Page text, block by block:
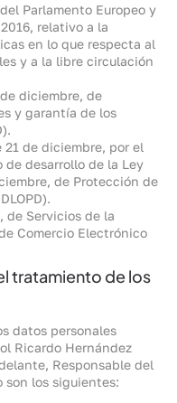
Parlamento Europeo y
relativo a la
en lo que respecta al
y a la libre circulación
diciembre, de
y garantía de los
21 de diciembre, por el
de desarrollo de la Ley
de Protección de
de Servicios de la
Comercio Electrónico
tratamiento de los
datos personales
Ricardo Hernández
Responsable del
los siguientes: